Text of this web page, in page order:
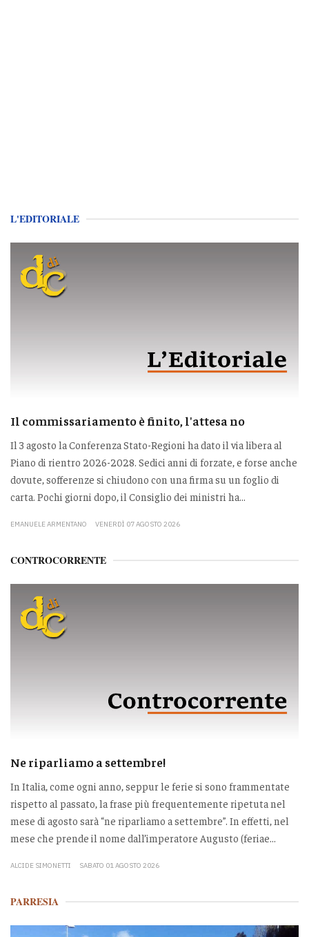
L'EDITORIALE
Il commissariamento è finito, l'attesa no
Il 3 agosto la Conferenza Stato-Regioni ha dato il via libera al
Piano di rientro 2026-2028. Sedici anni di forzate, e forse anche
dovute, sofferenze si chiudono con una firma su un foglio di
carta. Pochi giorni dopo, il Consiglio dei ministri ha...
EMANUELE ARMENTANO VENERDÌ 07 AGOSTO 2026
CONTROCORRENTE
Ne riparliamo a settembre!
In Italia, come ogni anno, seppur le ferie si sono frammentate
rispetto al passato, la frase più frequentemente ripetuta nel
mese di agosto sarà “ne riparliamo a settembre”. In effetti, nel
mese che prende il nome dall’imperatore Augusto (feriae...
ALCIDE SIMONETTI SABATO 01 AGOSTO 2026
PARRESIA